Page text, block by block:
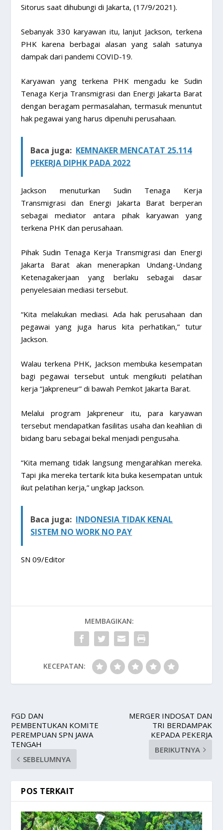
Sitorus saat dihubungi di Jakarta, (17/9/2021).
Sebanyak 330 karyawan itu, lanjut Jackson, terkena
PHK karena berbagai alasan yang salah satunya
dampak dari pandemi COVID-19.
Karyawan yang terkena PHK mengadu ke Sudin
Tenaga Kerja Transmigrasi dan Energi Jakarta Barat
dengan beragam permasalahan, termasuk menuntut
hak pegawai yang harus dipenuhi perusahaan.
Baca juga: KEMNAKER MENCATAT 25.114
PEKERJA DIPHK PADA 2022
Jackson menuturkan Sudin Tenaga Kerja
Transmigrasi dan Energi Jakarta Barat berperan
sebagai mediator antara pihak karyawan yang
terkena PHK dan perusahaan.
Pihak Sudin Tenaga Kerja Transmigrasi dan Energi
Jakarta Barat akan menerapkan Undang-Undang
Ketenagakerjaan yang berlaku sebagai dasar
penyelesaian mediasi tersebut.
“Kita melakukan mediasi. Ada hak perusahaan dan
pegawai yang juga harus kita perhatikan,” tutur
Jackson.
Walau terkena PHK, Jackson membuka kesempatan
bagi pegawai tersebut untuk mengikuti pelatihan
kerja “Jakpreneur” di bawah Pemkot Jakarta Barat.
Melalui program Jakpreneur itu, para karyawan
tersebut mendapatkan fasilitas usaha dan keahlian di
bidang baru sebagai bekal menjadi pengusaha.
“Kita memang tidak langsung mengarahkan mereka.
Tapi jika mereka tertarik kita buka kesempatan untuk
ikut pelatihan kerja,” ungkap Jackson.
Baca juga: INDONESIA TIDAK KENAL
SISTEM NO WORK NO PAY
SN 09/Editor
MEMBAGIKAN:
KECEPATAN:
FGD DAN
PEMBENTUKAN KOMITE
PEREMPUAN SPN JAWA
TENGAH
SEBELUMNYA
MERGER INDOSAT DAN
TRI BERDAMPAK
KEPADA PEKERJA
BERIKUTNYA
POS TERKAIT